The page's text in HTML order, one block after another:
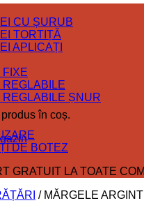
în coș.
CU ȘURUB
TORTIȚĂ
APLICAȚI
FIXE
REGLABILE
REGLABILE ȘNUR
DE BOTEZ
GRATUIT LA TOATE
/MĂRGELE ARGINT